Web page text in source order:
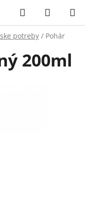
Hľadať
KOŠÍK
potreby / Pohár
200ml